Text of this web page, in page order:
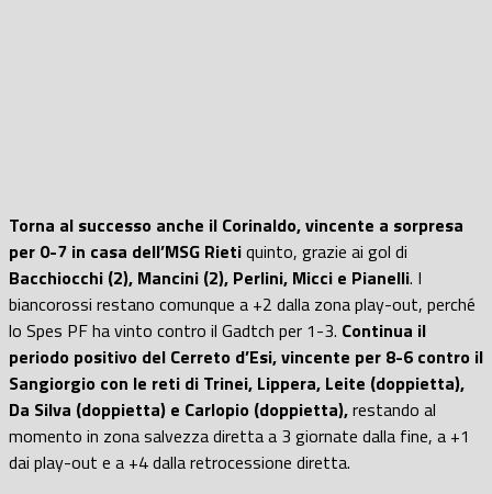
Torna al successo anche il Corinaldo, vincente a sorpresa
per 0-7 in casa dell’MSG Rietiquinto, grazie ai gol di
Bacchiocchi (2), Mancini (2), Perlini, Micci e Pianelli. I
biancorossi restano comunque a +2 dalla zona play-out, perché
lo Spes PF ha vinto contro il Gadtch per 1-3. Continua il
periodo positivo del Cerreto d’Esi, vincente per 8-6 contro il
Sangiorgio con le reti di Trinei, Lippera, Leite (doppietta),
Da Silva (doppietta) e Carlopio (doppietta),restando al
momento in zona salvezza diretta a 3 giornate dalla fine, a +1
dai play-out e a +4 dalla retrocessione diretta.